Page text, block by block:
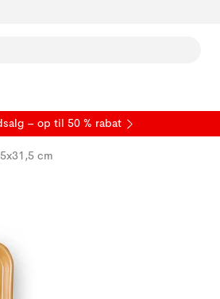
– op til 50 % rabat
cm